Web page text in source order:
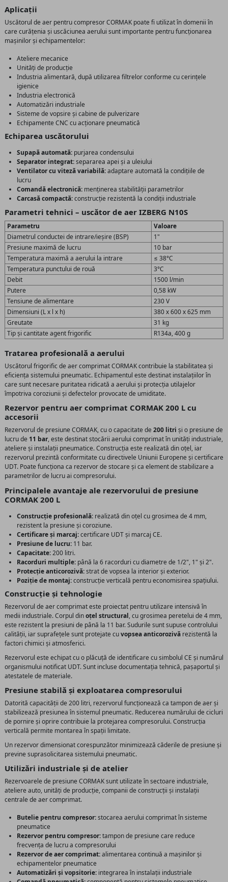
Aplicații
Uscătorul de aer pentru compresor CORMAK poate fi utilizat în domenii în
care curățenia și uscăciunea aerului sunt importante pentru funcționarea
mașinilor și echipamentelor:
Ateliere mecanice
Unități de producție
Industria alimentară, după utilizarea filtrelor conforme cu cerințele
igienice
Industria electronică
Automatizări industriale
Sisteme de vopsire și cabine de pulverizare
Echipamente CNC cu acționare pneumatică
Echiparea uscătorului
Supapă automată: purjarea condensului
Separator integrat:separarea apei și a uleiului
Ventilator cu viteză variabilă:adaptare automată la condițiile de
lucru
Comandă electronică: menținerea stabilității parametrilor
Carcasă compactă:construcție rezistentă la condiții industriale
Parametri tehnici – uscător de aer IZBERG N10S
Parametru
Valoare
Diametrul conductei de intrare/ieșire (BSP)
1"
Presiune maximă de lucru
10 bar
Temperatura maximă a aerului la intrare
≤ 38°C
Temperatura punctului de rouă
3°C
Debit
1500 l/min
Putere
0,58 kW
Tensiune de alimentare
230 V
Dimensiuni (L x l x h)
380 x 600 x 625 mm
Greutate
31 kg
Tip și cantitate agent frigorific
R134a, 400 g
Tratarea profesională a aerului
Uscătorul frigorific de aer comprimat CORMAK contribuie la stabilitatea și
eficiența sistemului pneumatic. Echipamentul este destinat instalațiilor în
care sunt necesare puritatea ridicată a aerului și protecția utilajelor
împotriva coroziunii și defectelor provocate de umiditate.
Rezervor pentru aer comprimat CORMAK 200 L cu
accesorii
Rezervorul de presiune CORMAK, cu o capacitate de 200 litri și o presiune de
lucru de 11 bar, este destinat stocării aerului comprimat în unități industriale,
ateliere și instalații pneumatice. Construcția este realizată din oțel, iar
rezervorul prezintă conformitate cu directivele Uniunii Europene și certificare
UDT. Poate funcționa ca rezervor de stocare și ca element de stabilizare a
parametrilor de lucru ai compresorului.
Principalele avantaje ale rezervorului de presiune
CORMAK 200 L
Construcție profesională: realizată din oțel cu grosimea de 4 mm,
rezistent la presiune și coroziune.
Certificare și marcaj:certificare UDT și marcaj CE.
Presiune de lucru: 11 bar.
Capacitate:200 litri.
Racorduri multiple: până la 6 racorduri cu diametre de 1/2", 1" și 2".
Protecție anticorozivă:strat de vopsea la interior și exterior.
Poziție de montaj:construcție verticală pentru economisirea spațiului.
Construcție și tehnologie
Rezervorul de aer comprimat este proiectat pentru utilizare intensivă în
medii industriale. Corpul dinoțel structural, cu grosimea peretelui de 4 mm,
este rezistent la presiuni de până la 11 bar. Sudurile sunt supuse controlului
calității, iar suprafețele sunt protejate cuvopsea anticorozivă rezistentă la
factori chimici și atmosferici.
Rezervorul este echipat cu o plăcuță de identificare cu simbolul CE și numărul
organismului notificat UDT. Sunt incluse documentația tehnică, pașaportul și
atestatele de materiale.
Presiune stabilă și exploatarea compresorului
Datorită capacității de 200 litri, rezervorul funcționează ca tampon de aer și
stabilizează presiunea în sistemul pneumatic. Reducerea numărului de cicluri
de pornire și oprire contribuie la protejarea compresorului. Construcția
verticală permite montarea în spații limitate.
Un rezervor dimensionat corespunzător minimizează căderile de presiune și
previne suprasolicitarea sistemului pneumatic.
Utilizări industriale și de atelier
Rezervoarele de presiune CORMAK sunt utilizate în sectoare industriale,
ateliere auto, unități de producție, companii de construcții și instalații
centrale de aer comprimat.
Butelie pentru compresor:stocarea aerului comprimat în sisteme
pneumatice
Rezervor pentru compresor:tampon de presiune care reduce
frecvența de lucru a compresorului
Rezervor de aer comprimat:alimentarea continuă a mașinilor și
echipamentelor pneumatice
Automatizări și vopsitorie: integrarea în instalații industriale